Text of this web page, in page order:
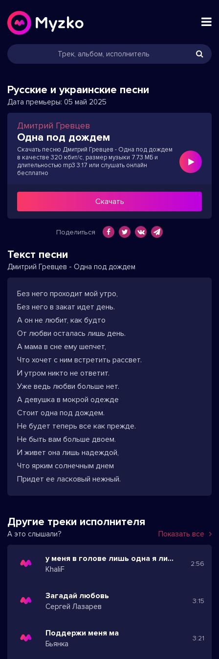
Русские и украинские песни
Дата премьеры: 05 май 2025
Дмитрий Гревцев
Одна под дождем
Скачать песню Дмитрий Гревцев - Одна под дождем
в качестве 320 кбит/с, размер музыки 7.73 МБ и
длительностью mp3 3:17 или слушать онлайн
бесплатно
Скачать
Поделиться
Текст песни
Дмитрий Гревцев - Одна под дождем
Без него проходит мой утро,
Без него в закат идет день.
А он не любит, как будто
От любви осталась лишь день.
А мама в сне ему шепчет,
Что хочет с ним встретить рассвет.
И утром никто не ответит.
Уже ведь любви больше нет.
А девушка в мокрой одежде
Стоит одна под дождем.
Не будет теперь все как прежде.
Не быть вам больше двоем.
И живет она лишь надеждой,
Что ярким солнечным днем
Придет ее ласковый нежный.
Другие треки исполнителя
А это слышали? Показать все
у меня в голове лишь одна я лишен разума из за тебя
KhaliF
2:56
Загадай любовь
Сергей Лазарев
3:15
Поддержи меня ма
Бьянка
3:21